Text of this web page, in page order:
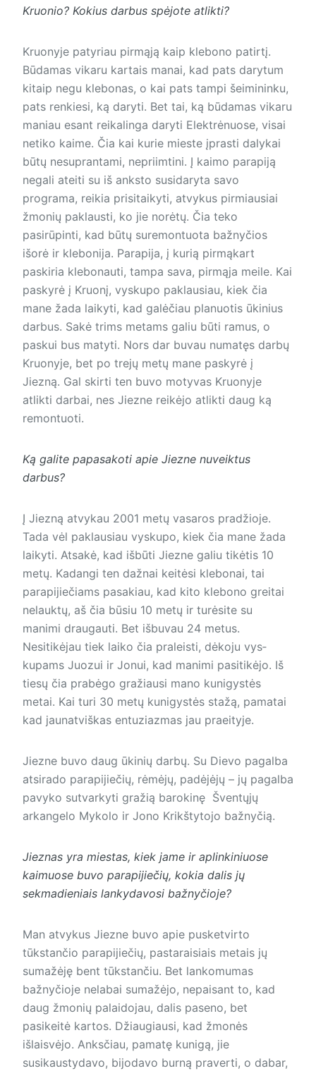
Kruonio? Kokius darbus spėjote atlikti?
Kruonyje patyriau pirmąją kaip klebono patirtį.
Būdamas vikaru kartais manai, kad pats darytum
kitaip negu klebonas, o kai pats tampi šeimininku,
pats renkiesi, ką daryti. Bet tai, ką būdamas vikaru
maniau esant reikalinga daryti Elektrėnuose, visai
netiko kaime. Čia kai kurie mieste įprasti dalykai
būtų nesuprantami, nepriimtini. Į kaimo parapiją
negali ateiti su iš anksto susidaryta savo
programa, reikia prisitaikyti, atvykus pirmiausiai
žmonių paklausti, ko jie norėtų. Čia teko
pasirūpinti, kad būtų suremontuota bažnyčios
išorė ir klebonija. Parapija, į kurią pirmąkart
paskiria klebonauti, tampa sava, pirmąja meile. Kai
paskyrė į Kruonį, vyskupo paklausiau, kiek čia
mane žada laikyti, kad galėčiau planuotis ūkinius
darbus. Sakė trims metams galiu būti ramus, o
paskui bus matyti. Nors dar buvau numatęs darbų
Kruonyje, bet po trejų metų mane paskyrė į
Jiezną. Gal skirti ten buvo motyvas Kruonyje
atlikti darbai, nes Jiezne reikėjo atlikti daug ką
remontuoti.
Ką galite papasakoti apie Jiezne nuveiktus
darbus?
Į Jiezną atvykau 2001 metų vasaros pradžioje.
Tada vėl paklausiau vyskupo, kiek čia mane žada
laikyti. Atsakė, kad išbūti Jiezne galiu tikėtis 10
metų. Kadangi ten dažnai keitėsi klebonai, tai
parapijiečiams pasakiau, kad kito klebono greitai
nelauktų, aš čia būsiu 10 metų ir turėsite su
manimi draugauti. Bet išbuvau 24 metus.
Nesitikėjau tiek laiko čia praleisti, dėkoju vys­
kupams Juozui ir Jonui, kad manimi pasitikėjo. Iš
tiesų čia prabėgo gražiausi mano kunigystės
metai. Kai turi 30 metų kunigystės stažą, pamatai
kad jaunatviškas entuziazmas jau praeityje.
Jiezne buvo daug ūkinių darbų. Su Dievo pagalba
atsirado parapijiečių, rėmėjų, padėjėjų – jų pagalba
pavyko sutvarkyti gražią barokinę Šventųjų
arkangelo Mykolo ir Jono Krikštytojo bažnyčią.
Jieznas yra miestas, kiek jame ir aplinkiniuose
kaimuose buvo parapijiečių, kokia dalis jų
sekmadieniais lankydavosi bažnyčioje?
Man atvykus Jiezne buvo apie pusketvirto
tūkstančio parapijiečių, pastaraisiais metais jų
sumažėję bent tūkstančiu. Bet lankomumas
bažnyčioje nelabai sumažėjo, nepaisant to, kad
daug žmonių palaidojau, dalis paseno, bet
pasikeitė kartos. Džiaugiausi, kad žmonės
išlaisvėjo. Anksčiau, pamatę kunigą, jie
susikaustydavo, bijodavo burną praverti, o dabar,